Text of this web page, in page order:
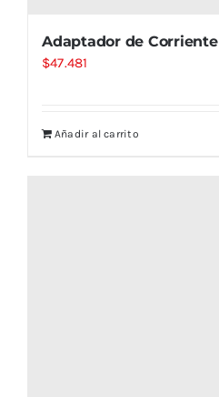
Adaptador de Corriente
$47.481
Añadir al carrito